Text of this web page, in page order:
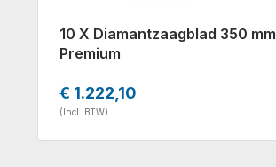
10 X Diamantzaagblad 350 mm
Premium
€ 1.222,10
(Incl. BTW)